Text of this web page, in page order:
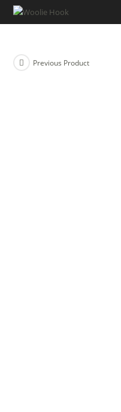
Skip
to
Previous Product